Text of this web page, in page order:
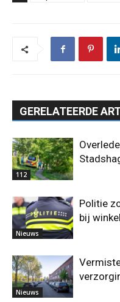
GERELATEERDE
112
Nieuws
Politie
bij
Nieuws